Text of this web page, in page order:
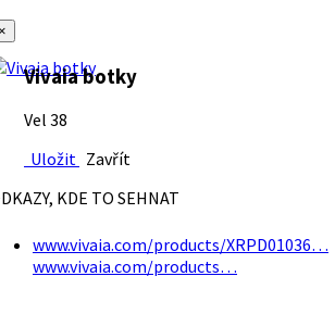
Vivaia botky
Vel 38
Uložit Zavřít
KDE TO SEHNAT
www.vivaia.com/products/XRPD01036…
www.vivaia.com/products…